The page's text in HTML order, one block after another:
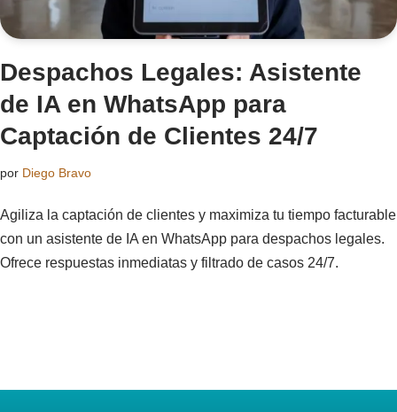
Despachos Legales: Asistente
de IA en WhatsApp para
Captación de Clientes 24/7
por Diego Bravo
Agiliza la captación de clientes y maximiza tu tiempo facturable
con un asistente de IA en WhatsApp para despachos legales.
Ofrece respuestas inmediatas y filtrado de casos 24/7.